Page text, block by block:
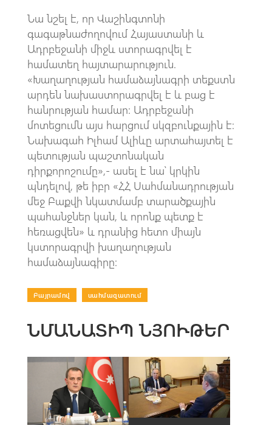
Նա նշել է, որ Վաշինգտոնի
գագաթնաժողովում Հայաստանի և
Ադրբեջանի միջև ստորագրվել է
համատեղ հայտարարություն.
«Խաղաղության համաձայնագրի տեքստն
արդեն նախաստորագրվել է և բաց է
հանրության համար: Ադրբեջանի
մոտեցումն այս հարցում սկզբունքային է:
Նախագահ Իլհամ Ալիևը արտահայտել է
պետության պաշտոնական
դիրքորոշումը»,- ասել է նա՝ կրկին
պնդելով, թե իբր «ՀՀ Սահմանադրության
մեջ Բաքվի նկատմամբ տարածքային
պահանջներ կան, և որոնք պետք է
հեռացվեն» և դրանից հետո միայն
կստորագրվի խաղաղության
համաձայնագիրը:
Բայրամով սահմազատում
ՆՄԱՆԱՏԻՊ ՆՅՈՒԹԵՐ